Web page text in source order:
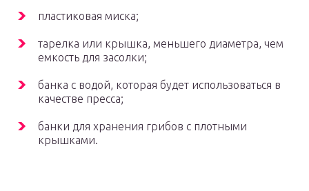
пластиковая миска;
тарелка или крышка, меньшего диаметра, чем
емкость для засолки;
банка с водой, которая будет использоваться в
качестве пресса;
банки для хранения грибов с плотными
крышками.